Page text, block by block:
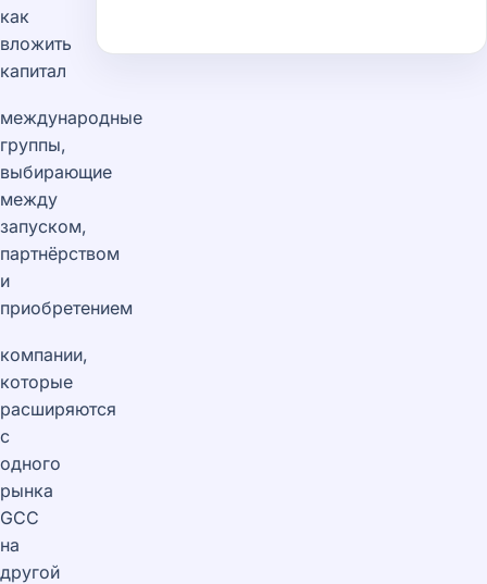
как
вложить
капитал
международные
группы,
выбирающие
между
запуском,
партнёрством
и
приобретением
компании,
которые
расширяются
с
одного
рынка
GCC
на
другой